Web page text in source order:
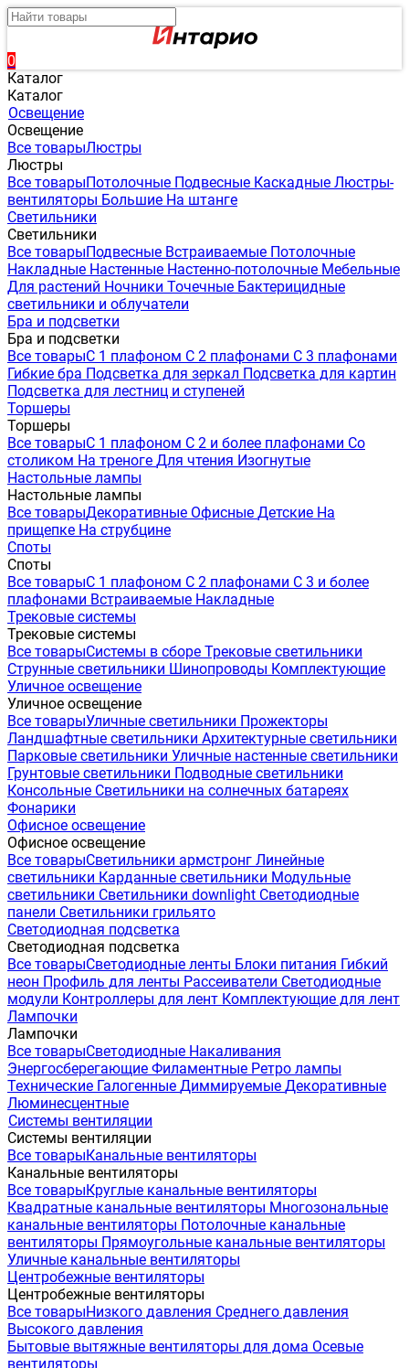
0
Каталог
Каталог
Освещение
Освещение
Все товарыЛюстры
Люстры
Все товарыПотолочные Подвесные Каскадные Люстры-
вентиляторы Большие На штанге
Светильники
Светильники
Все товарыПодвесные Встраиваемые Потолочные
Накладные Настенные Настенно-потолочные Мебельные
Для растений Ночники Точечные Бактерицидные
светильники и облучатели
Бра и подсветки
Бра и подсветки
Все товарыС 1 плафоном С 2 плафонами С 3 плафонами
Гибкие бра Подсветка для зеркал Подсветка для картин
Подсветка для лестниц и ступеней
Торшеры
Торшеры
Все товарыС 1 плафоном С 2 и более плафонами Со
столиком На треноге Для чтения Изогнутые
Настольные лампы
Настольные лампы
Все товарыДекоративные Офисные Детские На
прищепке На струбцине
Споты
Споты
Все товарыС 1 плафоном С 2 плафонами С 3 и более
плафонами Встраиваемые Накладные
Трековые системы
Трековые системы
Все товарыСистемы в сборе Трековые светильники
Струнные светильники Шинопроводы Комплектующие
Уличное освещение
Уличное освещение
Все товарыУличные светильники Прожекторы
Ландшафтные светильники Архитектурные светильники
Парковые светильники Уличные настенные светильники
Грунтовые светильники Подводные светильники
Консольные Светильники на солнечных батареях
Фонарики
Офисное освещение
Офисное освещение
Все товарыСветильники армстронг Линейные
светильники Карданные светильники Модульные
светильники Светильники downlight Светодиодные
панели Светильники грильято
Светодиодная подсветка
Светодиодная подсветка
Все товарыСветодиодные ленты Блоки питания Гибкий
неон Профиль для ленты Рассеиватели Светодиодные
модули Контроллеры для лент Комплектующие для лент
Лампочки
Лампочки
Все товарыСветодиодные Накаливания
Энергосберегающие Филаментные Ретро лампы
Технические Галогенные Диммируемые Декоративные
Люминесцентные
Системы вентиляции
Системы вентиляции
Все товарыКанальные вентиляторы
Канальные вентиляторы
Все товарыКруглые канальные вентиляторы
Квадратные канальные вентиляторы Многозональные
канальные вентиляторы Потолочные канальные
вентиляторы Прямоугольные канальные вентиляторы
Уличные канальные вентиляторы
Центробежные вентиляторы
Центробежные вентиляторы
Все товарыНизкого давления Среднего давления
Высокого давления
Бытовые вытяжные вентиляторы для дома Осевые
вентиляторы